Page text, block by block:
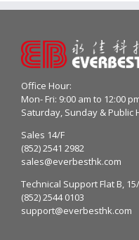
Office Hour:
Mon- Fri: 9:00 am to 12:00
Saturday, Sunday & Public
Sales 14/F
(852) 2541 2982
sales@everbesthk.com
Technical Support Flat B,
(852) 2544 0103
support@everbesthk.com